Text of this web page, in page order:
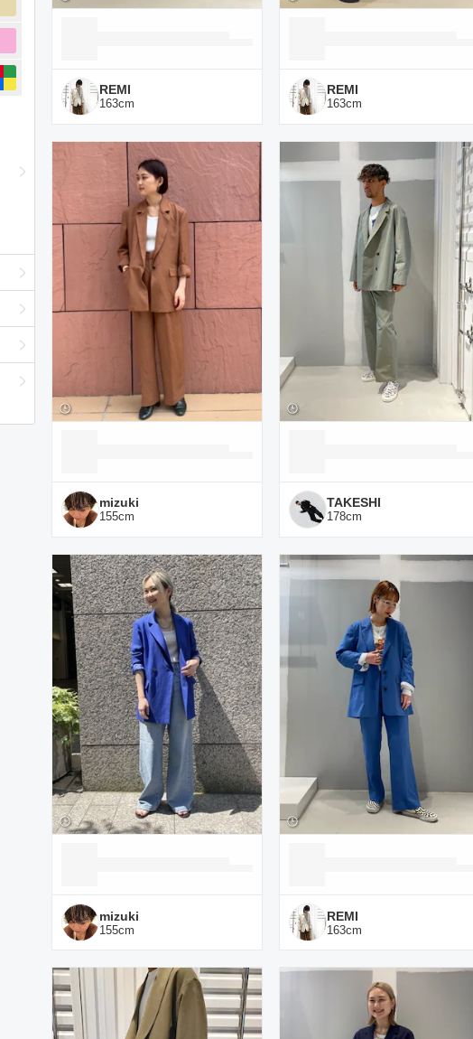
REMI
163cm
REMI
163cm
mizuki
155cm
TAKESHI
178cm
mizuki
155cm
REMI
163cm